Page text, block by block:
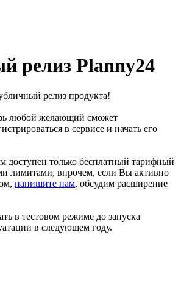
релиз Planny24
релиз продукта!
любой желающий сможет
в сервисе и начать его
доступен только бесплатный тарифный
лимитами, впрочем, если Вы активно
напишите нам, обсудим расширение
в тестовом режиме до запуска
в следующем году.